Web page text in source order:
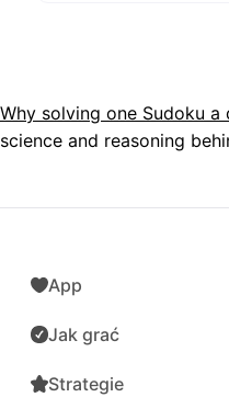
Why solving one Sudoku
science and reasoning
App
Jak grać
Strategie